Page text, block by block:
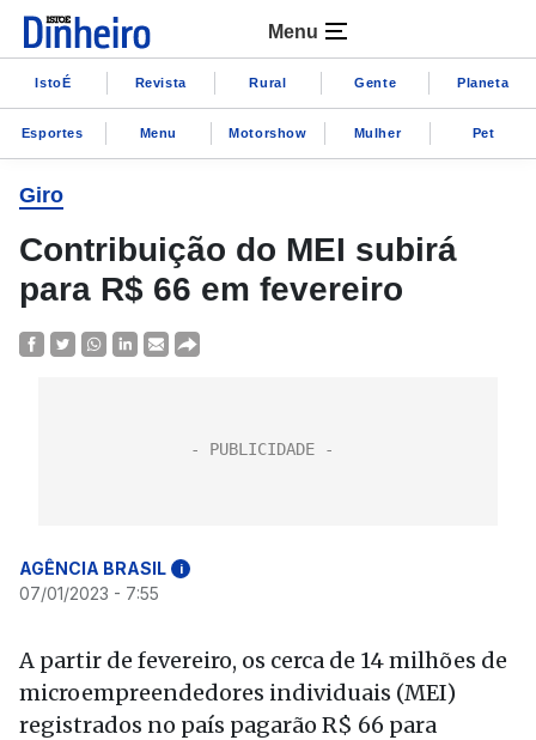
Menu
IstoÉ Revista Rural Gente Planeta
Esportes Menu Motorshow Mulher Pet
Giro
Contribuição do MEI subirá
para R$ 66 em fevereiro
AGÊNCIA BRASIL i
07/01/2023 - 7:55
A partir de fevereiro, os cerca de 14 milhões de
microempreendedores individuais (MEI)
registrados no país pagarão R$ 66 para